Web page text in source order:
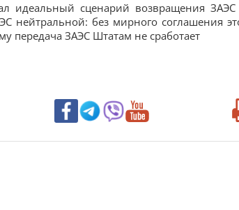
идеальный сценарий возвращения
нейтральной: без мирного соглашения
передача ЗАЭС Штатам не сработает